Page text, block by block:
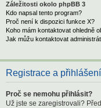
Záležitosti okolo phpBB 3
Kdo napsal tento program?
Proč není k dispozici funkce X?
Koho mám kontaktovat ohledně
Jak můžu kontaktovat
Registrace a přihlášení
Proč se nemohu přihlásit?
Už jste se zaregistrovali?